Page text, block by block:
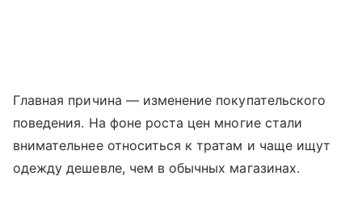
Главная причина — изменение покупательского
поведения. На фоне роста цен многие стали
внимательнее относиться к тратам и чаще ищут
одежду дешевле, чем в обычных магазинах.